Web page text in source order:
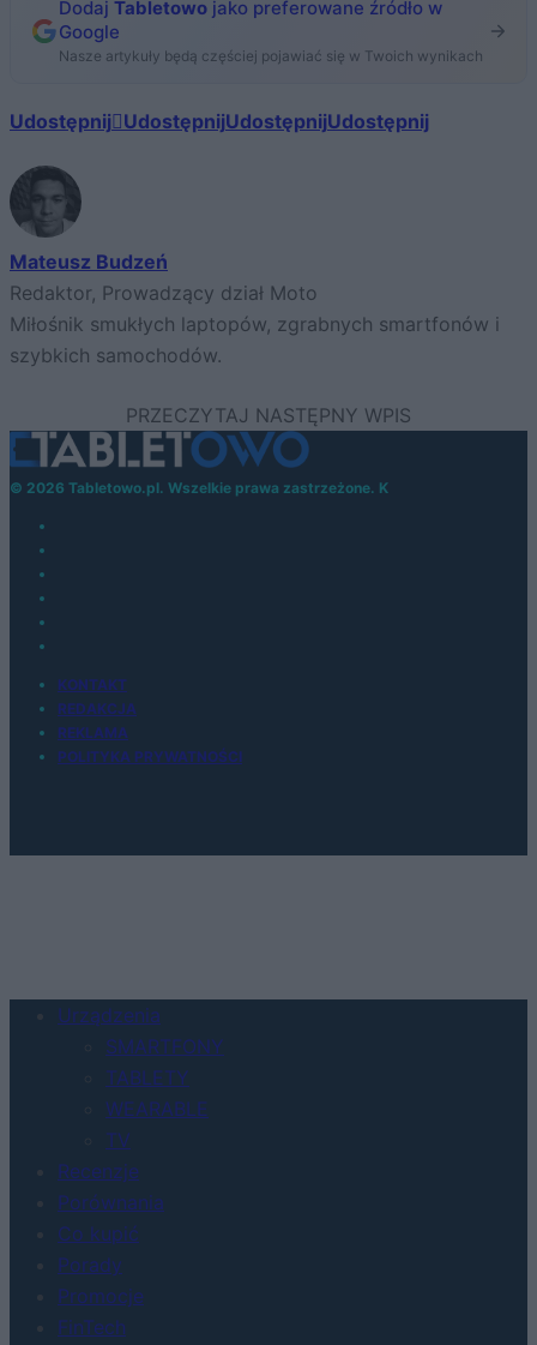
Dodaj Tabletowo jako preferowane źródło w
Google
Nasze artykuły będą częściej pojawiać się w Twoich wynikach
Udostępnij UdostępnijUdostępnijUdostępnij
Mateusz Budzeń
Redaktor, Prowadzący dział Moto
Miłośnik smukłych laptopów, zgrabnych smartfonów i
szybkich samochodów.
© 2026 Tabletowo.pl. Wszelkie prawa zastrzeżone. K
KONTAKT
REDAKCJA
REKLAMA
POLITYKA PRYWATNOŚCI
Urządzenia
SMARTFONY
TABLETY
WEARABLE
TV
Recenzje
Porównania
Co kupić
Porady
Promocje
FinTech